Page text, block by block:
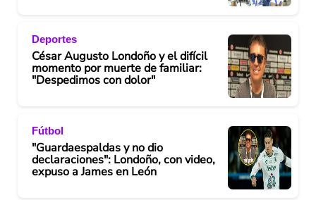
Deportes
César Augusto Londoño y el difícil
momento por muerte de familiar:
"Despedimos con dolor"
Fútbol
"Guardaespaldas y no dio
declaraciones": Londoño, con video,
expuso a James en León